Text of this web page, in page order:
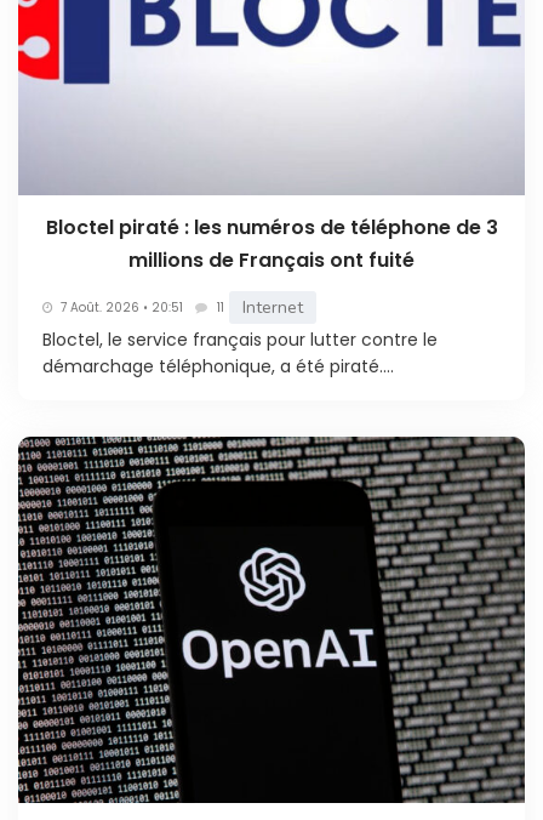
Bloctel piraté : les numéros de téléphone de 3
millions de Français ont fuité
7 Août. 2026 • 20:51 11 Internet
Bloctel, le service français pour lutter contre le
démarchage téléphonique, a été piraté....